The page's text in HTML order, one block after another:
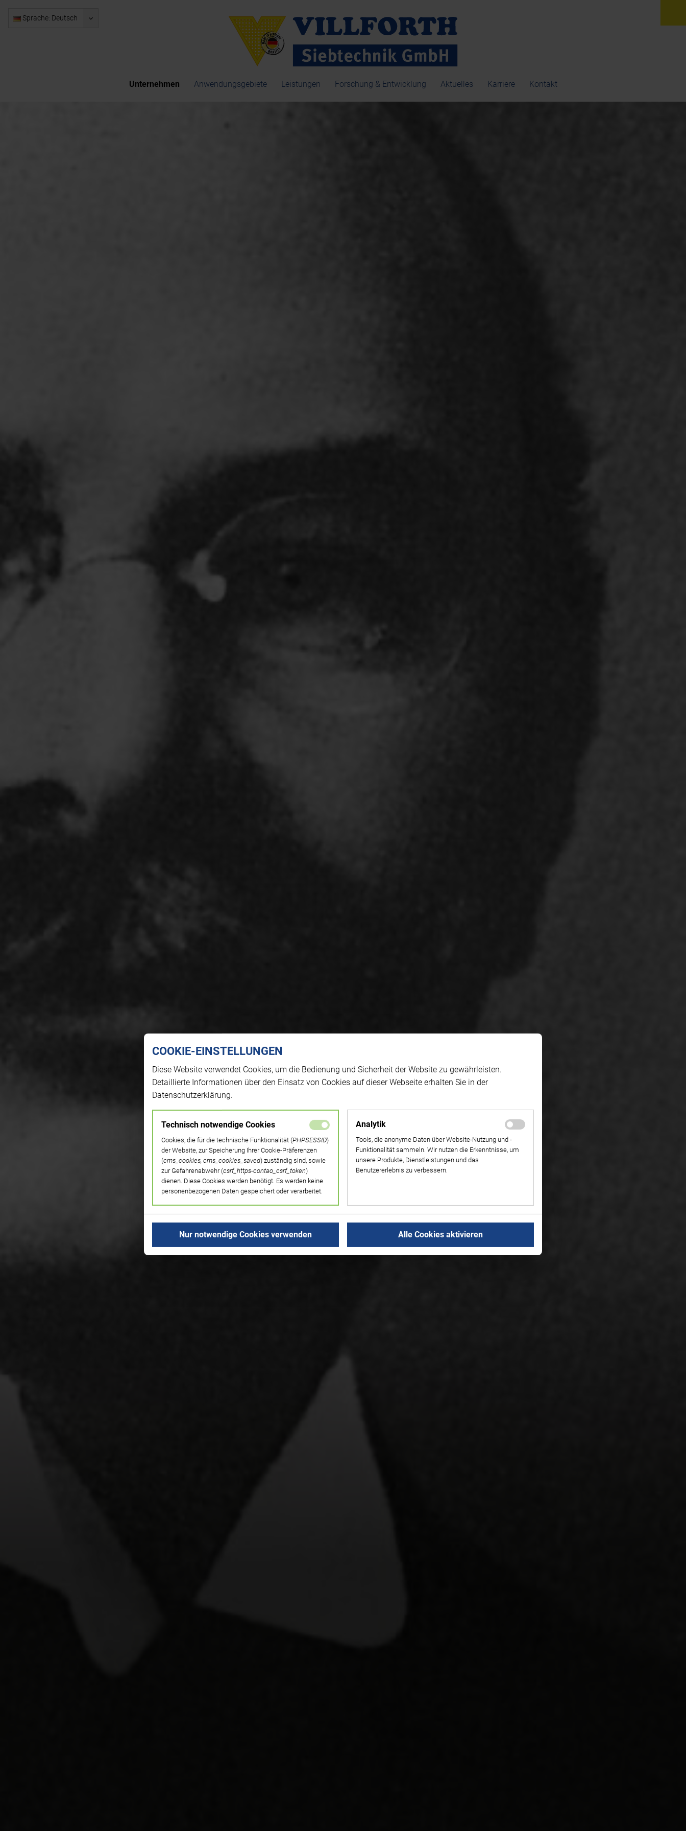
Sprache: Deutsch
Unternehmen Anwendungsgebiete Leistungen Forschung & Entwicklung Aktuelles Karriere Kontakt
COOKIE-EINSTELLUNGEN
Diese Website verwendet Cookies, um die Bedienung und Sicherheit der Website zu gewährleisten.
Detaillierte Informationen über den Einsatz von Cookies auf dieser Webseite erhalten Sie in der
Datenschutzerklärung.
Technisch notwendige Cookies
Cookies, die für die technische Funktionalität (PHPSESSID)
der Website, zur Speicherung Ihrer Cookie-Präferenzen
(cms_cookies, cms_cookies_saved) zuständig sind, sowie
zur Gefahrenabwehr (csrf_https-contao_csrf_token)
dienen. Diese Cookies werden benötigt. Es werden keine
personenbezogenen Daten gespeichert oder verarbeitet.
Analytik
Tools, die anonyme Daten über Website-Nutzung und -
Funktionalität sammeln. Wir nutzen die Erkenntnisse, um
unsere Produkte, Dienstleistungen und das
Benutzererlebnis zu verbessern.
Nur notwendige Cookies verwenden Alle Cookies aktivieren